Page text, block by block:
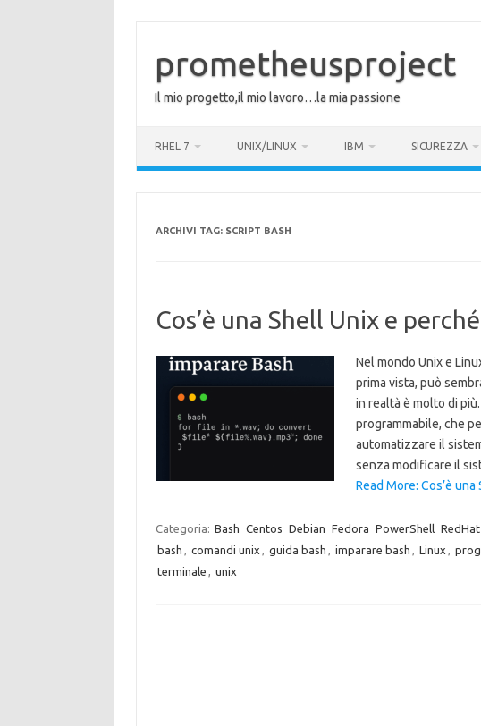
prometheusproject
Il mio progetto,il mio lavoro…la mia passione
RHEL 7 UNIX/LINUX IBM SICUREZZA
ARCHIVI TAG: SCRIPT BASH
Cos’è una Shell Unix e
Nel mondo Unix e
prima vista, può
in realtà è molto di
programmabile, che
automatizzare il
senza modificare il
Read More: Cos’è
Categoria: Bash Centos Debian Fedora PowerShell RedHat
bash , comandi unix , guida bash , imparare bash , Linux ,
terminale , unix